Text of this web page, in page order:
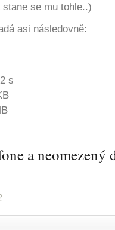
se mu tohle..)
asi následovně:
s
a neomezený